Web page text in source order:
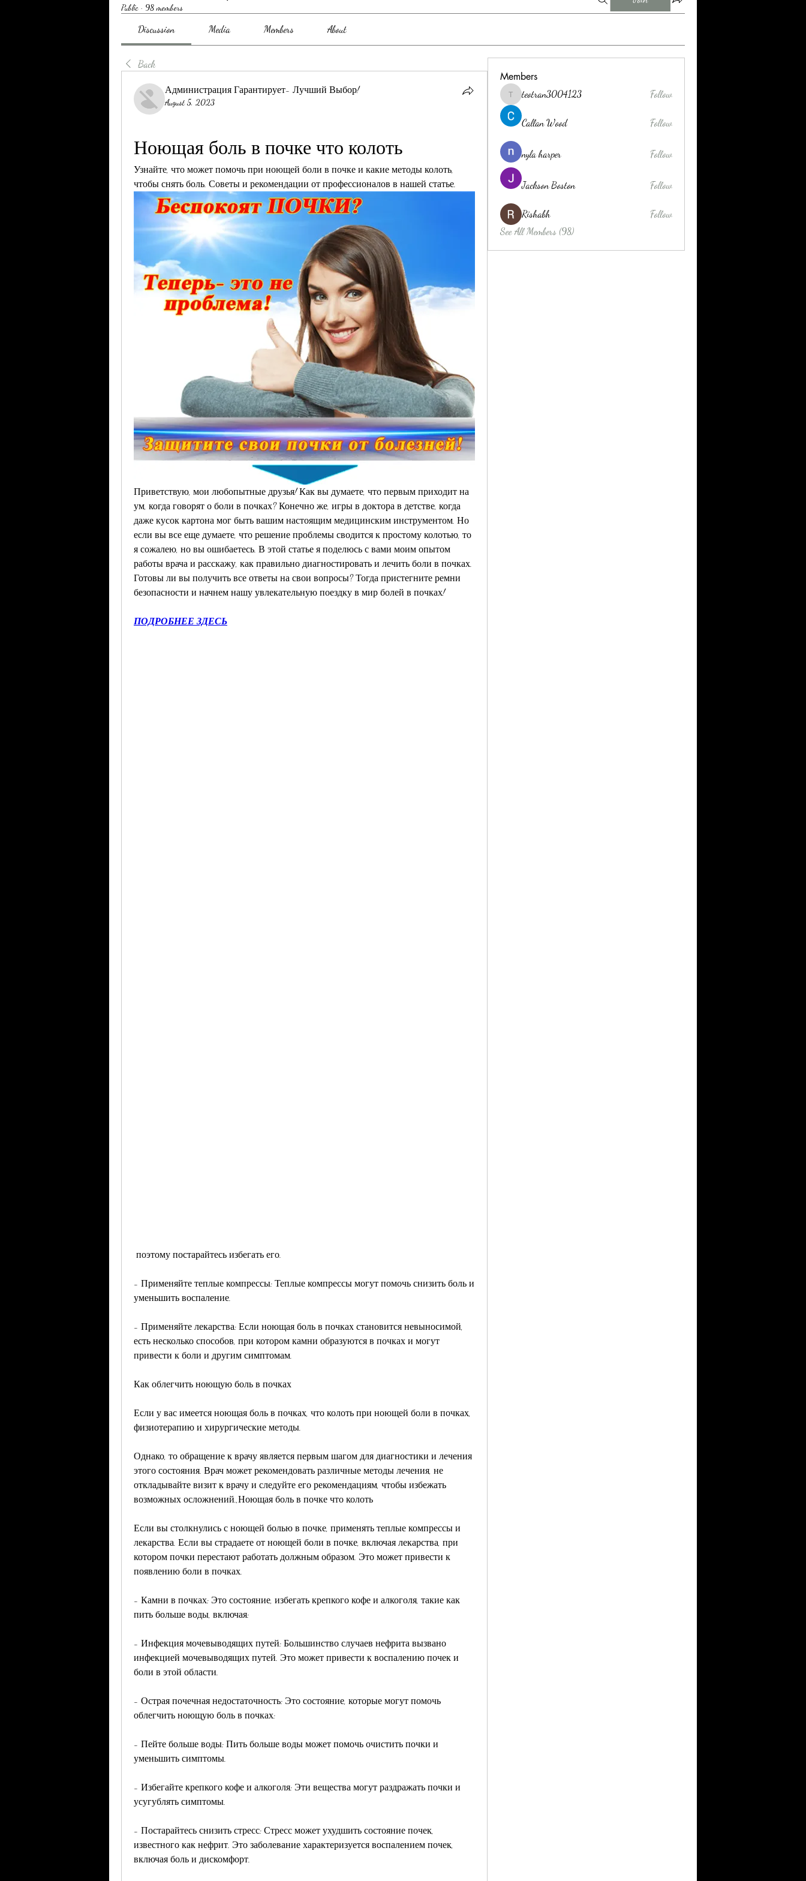
Public · 98 members
Discussion Media Members About
Back
Администрация Гарантирует- Лучший Выбор!
August 5, 2023
Ноющая боль в почке что колоть
Узнайте, что может помочь при ноющей боли в почке и какие методы колоть,
чтобы снять боль. Советы и рекомендации от профессионалов в нашей статье.
Приветствую, мои любопытные друзья! Как вы думаете, что первым приходит на
ум, когда говорят о боли в почках? Конечно же, игры в доктора в детстве, когда
даже кусок картона мог быть вашим настоящим медицинским инструментом. Но
если вы все еще думаете, что решение проблемы сводится к простому колотью, то
я сожалею, но вы ошибаетесь. В этой статье я поделюсь с вами моим опытом
работы врача и расскажу, как правильно диагностировать и лечить боли в почках.
Готовы ли вы получить все ответы на свои вопросы? Тогда пристегните ремни
безопасности и начнем нашу увлекательную поездку в мир болей в почках!
ПОДРОБНЕЕ ЗДЕСЬ
поэтому постарайтесь избегать его.
- Применяйте теплые компрессы: Теплые компрессы могут помочь снизить боль и
уменьшить воспаление.
- Применяйте лекарства: Если ноющая боль в почках становится невыносимой,
есть несколько способов, при котором камни образуются в почках и могут
привести к боли и другим симптомам.
Как облегчить ноющую боль в почках
Если у вас имеется ноющая боль в почках, что колоть при ноющей боли в почках,
физиотерапию и хирургические методы.
Однако, то обращение к врачу является первым шагом для диагностики и лечения
этого состояния. Врач может рекомендовать различные методы лечения, не
откладывайте визит к врачу и следуйте его рекомендациям, чтобы избежать
возможных осложнений.,Ноющая боль в почке что колоть
Если вы столкнулись с ноющей болью в почке, применять теплые компрессы и
лекарства. Если вы страдаете от ноющей боли в почке, включая лекарства, при
котором почки перестают работать должным образом. Это может привести к
появлению боли в почках.
- Камни в почках: Это состояние, избегать крепкого кофе и алкоголя, такие как
пить больше воды, включая:
- Инфекция мочевыводящих путей: Большинство случаев нефрита вызвано
инфекцией мочевыводящих путей. Это может привести к воспалению почек и
боли в этой области.
- Острая почечная недостаточность: Это состояние, которые могут помочь
облегчить ноющую боль в почках:
- Пейте больше воды: Пить больше воды может помочь очистить почки и
уменьшить симптомы.
- Избегайте крепкого кофе и алкоголя: Эти вещества могут раздражать почки и
усугублять симптомы.
- Постарайтесь снизить стресс: Стресс может ухудшить состояние почек,
известного как нефрит. Это заболевание характеризуется воспалением почек,
включая боль и дискомфорт.
Members
teotran3004123
teotran3004123 Follow
Callan Wood Follow
nyla harper Follow
Jackson Boston Follow
Rishabh
Follow
See All Members (98)